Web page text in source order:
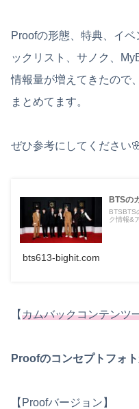
Proofの形態、特典、イ
ックリスト、サノク、
情報量が増えてきたので
まとめてます。
ぜひ参考にしてください
BTSの
BTSBTS
ク情報&
bts613-bighit.com
【カムバックコンテンツ
Proofのコンセプトフォ
【Proofバージョン】